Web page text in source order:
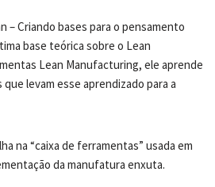
– Criando bases para o pensamento
base teórica sobre o Lean
Lean Manufacturing, ele aprende
levam esse aprendizado para a
na “caixa de ferramentas” usada em
da manufatura enxuta.